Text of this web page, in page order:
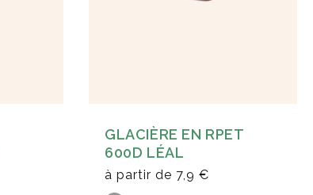
GLACIÈRE EN RPET
600D LÉAL
à partir de 7,9 €